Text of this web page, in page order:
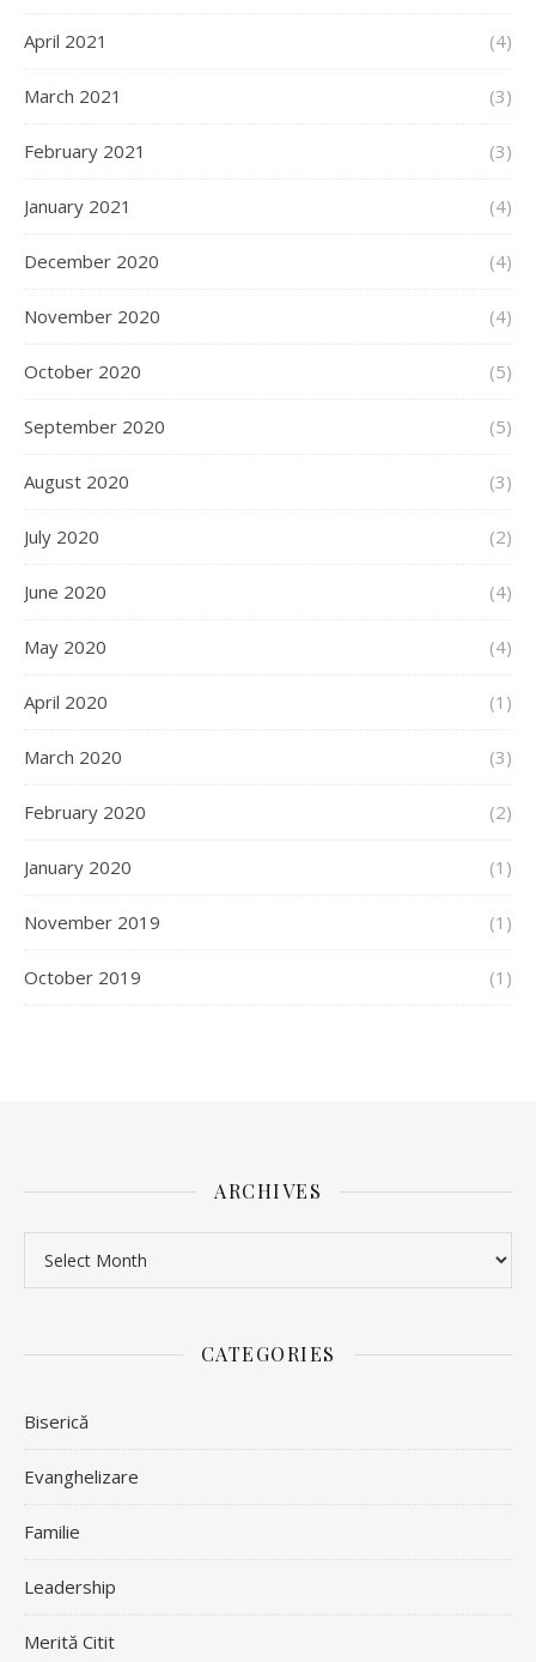
April 2021 (4)
March 2021 (3)
February 2021 (3)
January 2021 (4)
December 2020 (4)
November 2020 (4)
October 2020 (5)
September 2020 (5)
August 2020 (3)
July 2020 (2)
June 2020 (4)
May 2020 (4)
April 2020 (1)
March 2020 (3)
February 2020 (2)
January 2020 (1)
November 2019 (1)
October 2019 (1)
ARCHIVES
CATEGORIES
Biserică
Evanghelizare
Familie
Leadership
Merită Citit